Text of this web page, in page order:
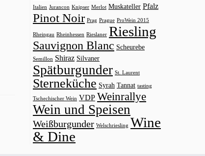
Italien Jurancon Knipser Merlot Muskateller Pfalz
Pinot Noir Prag Prague ProWein 2015
Rheingau Rheinhessen Rieslaner Riesling
Sauvignon Blanc Scheurebe
Semillon Shiraz Silvaner
Spätburgunder St. Laurent
Sterneküche Syrah Tannat tasting
Tschechischer Wein VDP Weinrallye
Wein und Speisen
Weißburgunder Welschriesling Wine
& Dine